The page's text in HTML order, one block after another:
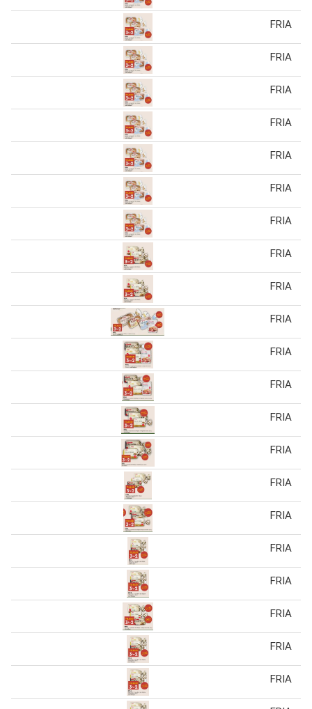
FRIA
FRIA
FRIA
FRIA
FRIA
FRIA
FRIA
FRIA
FRIA
FRIA
FRIA
FRIA
FRIA
FRIA
FRIA
FRIA
FRIA
FRIA
FRIA
FRIA
FRIA